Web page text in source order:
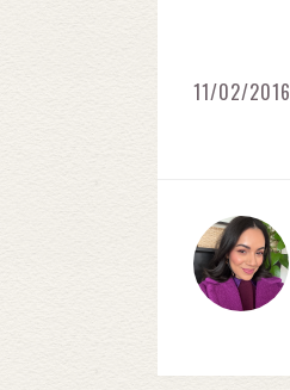
11/02/2016